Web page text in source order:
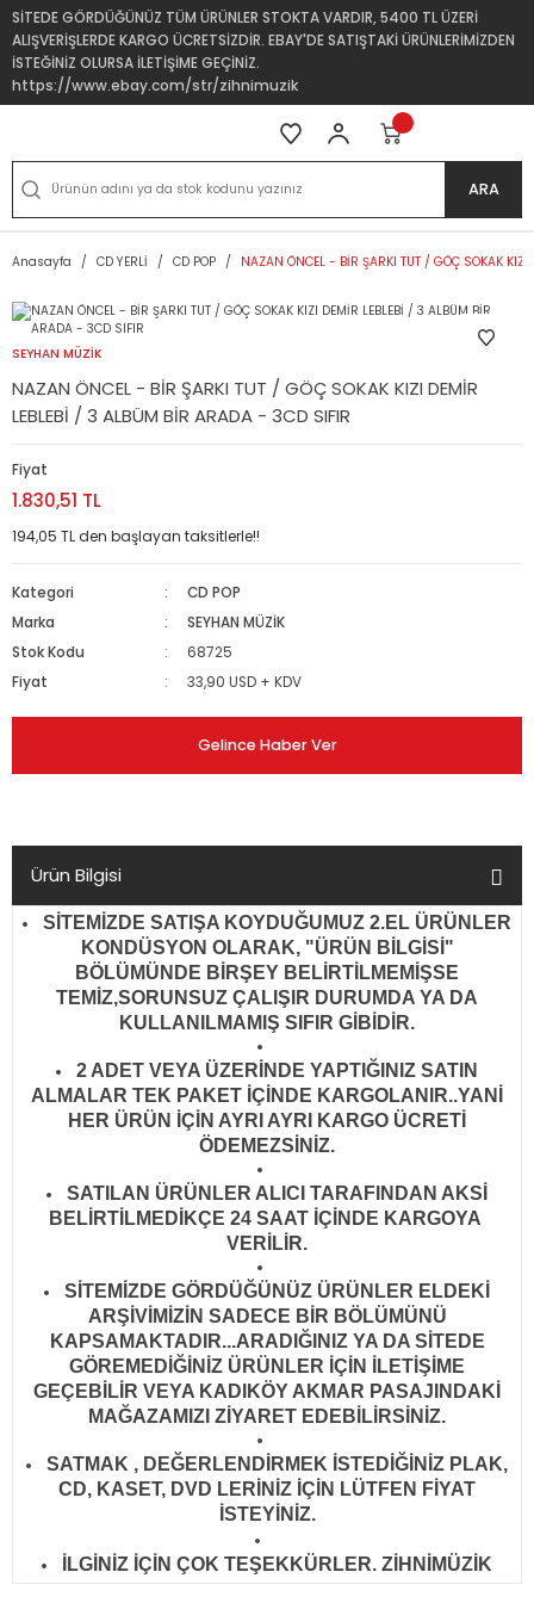
SİTEDE GÖRDÜĞÜNÜZ TÜM ÜRÜNLER STOKTA VARDIR, 5400 TL ÜZERİ
ALIŞVERİŞLERDE KARGO ÜCRETSİZDİR. EBAY'DE SATIŞTAKİ ÜRÜNLERİMİZDEN
İSTEĞİNİZ OLURSA İLETİŞİME GEÇİNİZ.
https://www.ebay.com/str/zihnimuzik
ARA
Anasayfa CD YERLİ CD POP NAZAN ÖNCEL - BİR ŞARKI TUT / GÖÇ SOKAK
SEYHAN MÜZİK
NAZAN ÖNCEL - BİR ŞARKI TUT / GÖÇ SOKAK KIZI DEMİR
LEBLEBİ / 3 ALBÜM BİR ARADA - 3CD SIFIR
Fiyat
1.830,51 TL
194,05 TL den başlayan taksitlerle!!
Kategori
CD POP
Marka
SEYHAN MÜZİK
Stok Kodu
68725
Fiyat
33,90 USD + KDV
Gelince Haber Ver
Ürün Bilgisi
SİTEMİZDE SATIŞA KOYDUĞUMUZ 2.EL ÜRÜNLER
KONDÜSYON OLARAK, "ÜRÜN BİLGİSİ"
BÖLÜMÜNDE BİRŞEY BELİRTİLMEMİŞSE
TEMİZ,SORUNSUZ ÇALIŞIR DURUMDA YA DA
KULLANILMAMIŞ SIFIR GİBİDİR.
2 ADET VEYA ÜZERİNDE YAPTIĞINIZ SATIN
ALMALAR TEK PAKET İÇİNDE KARGOLANIR..YANİ
HER ÜRÜN İÇİN AYRI AYRI KARGO ÜCRETİ
ÖDEMEZSİNİZ.
SATILAN ÜRÜNLER ALICI TARAFINDAN AKSİ
BELİRTİLMEDİKÇE 24 SAAT İÇİNDE KARGOYA
VERİLİR.
SİTEMİZDE GÖRDÜĞÜNÜZ ÜRÜNLER ELDEKİ
ARŞİVİMİZİN SADECE BİR BÖLÜMÜNÜ
KAPSAMAKTADIR...ARADIĞINIZ YA DA SİTEDE
GÖREMEDİĞİNİZ ÜRÜNLER İÇİN İLETİŞİME
GEÇEBİLİR VEYA KADIKÖY AKMAR PASAJINDAKİ
MAĞAZAMIZI ZİYARET EDEBİLİRSİNİZ.
SATMAK , DEĞERLENDİRMEK İSTEDİĞİNİZ PLAK,
CD, KASET, DVD LERİNİZ İÇİN LÜTFEN FİYAT
İSTEYİNİZ.
İLGİNİZ İÇİN ÇOK TEŞEKKÜRLER. ZİHNİMÜZİK